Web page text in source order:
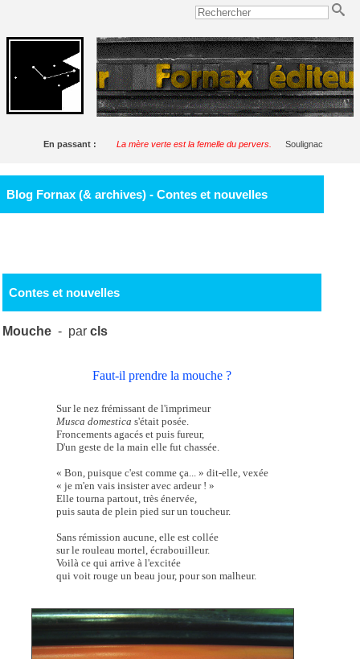
En passant : La mère verte est la femelle du pervers. Soulignac
Blog Fornax (& archives) - Contes et nouvelles
Contes et nouvelles
Mouche - parcls
Faut-il prendre la mouche ?
Sur le nez frémissant de l'imprimeur
Musca domestica s'était posée.
Froncements agacés et puis fureur,
D'un geste de la main elle fut chassée.
« Bon, puisque c'est comme ça... » dit-elle, vexée
« je m'en vais insister avec ardeur ! »
Elle tourna partout, très énervée,
puis sauta de plein pied sur un toucheur.
Sans rémission aucune, elle est collée
sur le rouleau mortel, écrabouilleur.
Voilà ce qui arrive à l'excitée
qui voit rouge un beau jour, pour son malheur.